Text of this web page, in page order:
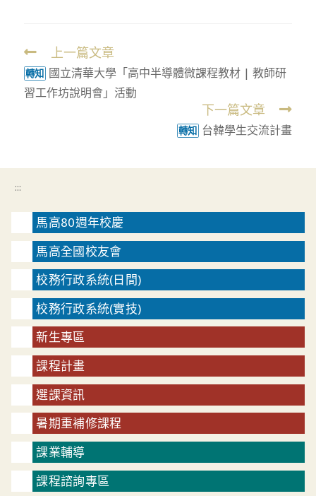
Read
more
articles
上一篇文章
轉知 國立清華大學「高中半導體微課程教材 | 教師研
習工作坊說明會」活動
下一篇文章
轉知 台韓學生交流計畫
:::
馬高80週年校慶
馬高全國校友會
校務行政系統(日間)
校務行政系統(實技)
新生專區
課程計畫
選課資訊
暑期重補修課程
課業輔導
課程諮詢專區